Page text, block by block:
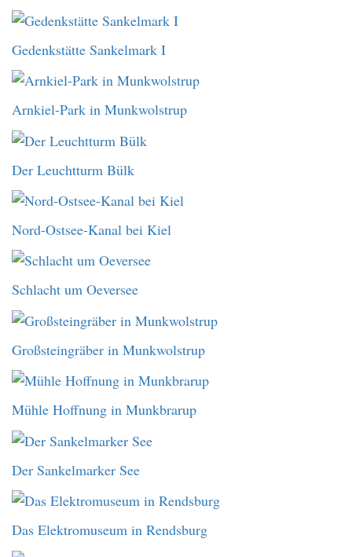
Gedenkstätte Sankelmark I
Arnkiel-Park in Munkwolstrup
Der Leuchtturm Bülk
Nord-Ostsee-Kanal bei Kiel
Schlacht um Oeversee
Großsteingräber in Munkwolstrup
Mühle Hoffnung in Munkbrarup
Der Sankelmarker See
Das Elektromuseum in Rendsburg